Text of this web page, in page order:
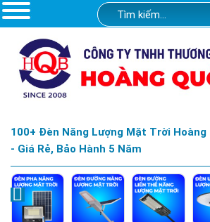
100+ Đèn Năng Lượng Mặt Trời Hoàng
- Giá Rẻ, Bảo Hành 5 Năm